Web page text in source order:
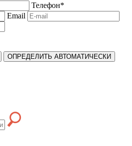
Телефон*
Email
ОПРЕДЕЛИТЬ АВТОМАТИЧЕСКИ